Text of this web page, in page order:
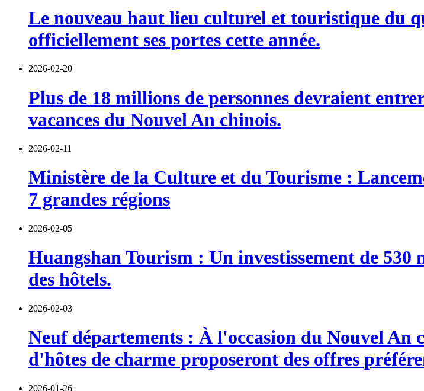
Le nouveau haut lieu culturel et touristique du
officiellement ses portes cette année.
2026-02-20
Plus de 18 millions de personnes devraient
vacances du Nouvel An chinois.
2026-02-11
Ministère de la Culture et du Tourisme :
7 grandes régions
2026-02-05
Huangshan Tourism : Un investissement de
des hôtels.
2026-02-03
Neuf départements : À l'occasion du Nouvel An
d'hôtes de charme proposeront des offres
2026-01-26